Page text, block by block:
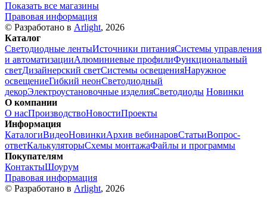
Показать все магазины
Правовая информация
© Разработано в Arlight, 2026
Каталог
Светодиодные лентыИсточники питанияСистемы управления
и автоматизацииАлюминиевые профилиФункциональный
светДизайнерский светСистемы освещенияНаружное
освещениеГибкий неонСветодиодный
декорЭлектроустановочные изделияСветодиоды Новинки
О компании
О насПроизводствоНовостиПроекты
Информация
КаталогиВидеоНовинкиАрхив вебинаровСтатьиВопрос-
ответКалькуляторыСхемы монтажаФайлы и программы
Покупателям
КонтактыШоурум
Правовая информация
© Разработано в Arlight, 2026